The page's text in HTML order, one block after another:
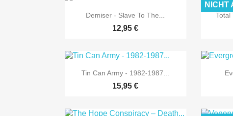
 Vorschau
Demiser - Slave To The...
12,95 €
Total
NICHT
 Vorschau
Tin Can Army - 1982-1987...
15,95 €